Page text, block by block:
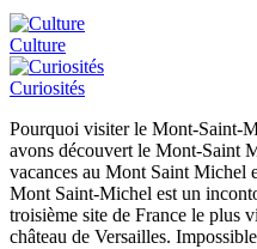
Culture
Curiosités
Pourquoi visiter le Mont-Saint-
avons découvert le Mont-Saint
vacances au Mont Saint Michel
Mont Saint-Michel est un
troisième site de France le plus
château de Versailles.